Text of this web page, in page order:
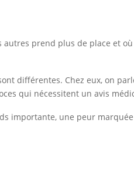
autres prend plus de place et
différentes. Chez eux, on
qui nécessitent un avis
importante, une peur